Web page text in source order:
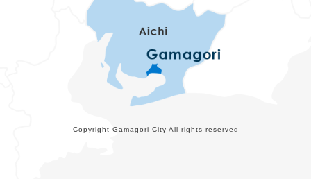
Copyright Gamagori City All rights reserved